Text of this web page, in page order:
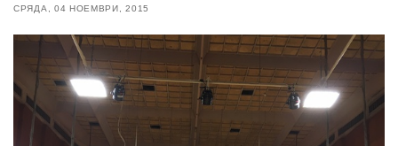
СРЯДА, 04 НОЕМВРИ, 2015